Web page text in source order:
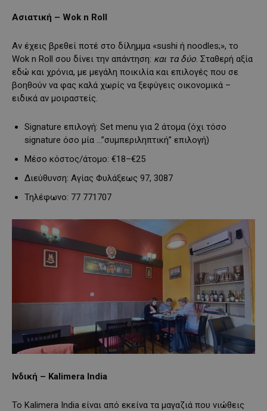
Ασιατική – Wok n Roll
Αν έχεις βρεθεί ποτέ στο δίλημμα «sushi ή noodles;», το
Wok n Roll σου δίνει την απάντηση: και τα δύο. Σταθερή αξία
εδώ και χρόνια, με μεγάλη ποικιλία και επιλογές που σε
βοηθούν να φας καλά χωρίς να ξεφύγεις οικονομικά –
ειδικά αν μοιραστείς.
Signature επιλογή: Set menu για 2 άτομα (όχι τόσο
signature όσο μία …”συμπεριληπτική” επιλογή)
Μέσο κόστος/άτομο: €18–€25
Διεύθυνση: Αγίας Φυλάξεως 97, 3087
Τηλέφωνο: 77 771707
Ινδική – Kalimera India
Το Kalimera India είναι από εκείνα τα μαγαζιά που νιώθεις